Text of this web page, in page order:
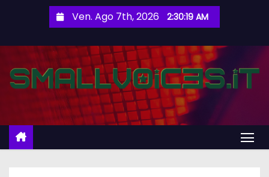
c
Ven. Ago 7th, 2026 2:30:20 AM